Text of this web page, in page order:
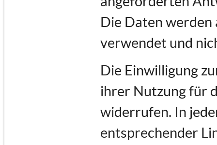
Die Daten
verwendet und
Die Einwilligung
ihrer Nutzung für
widerrufen. In
entsprechender